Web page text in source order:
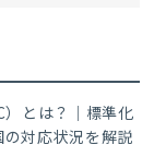
とは？｜標準化
対応状況を解説